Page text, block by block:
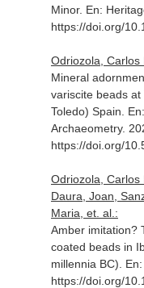
Minor. En:
https://doi.org/
Odriozola, Carlos
Mineral
variscite beads at
Toledo) Spain.
Archaeometry.
https://doi.org/
Odriozola, Carlos
Daura, Joan,
Maria, et. al.:
Amber imitation?
coated beads in
millennia BC).
https://doi.org/